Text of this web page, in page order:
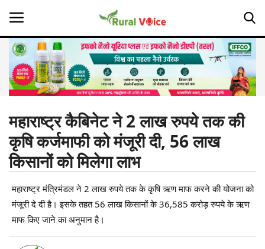
Home
About Us
Leadership Profiles
Opinion
Politics
महाराष्ट्र कैबिनेट ने 2 लाख रुपये तक की
कृषि कर्जमाफी को मंजूरी दी, 56 लाख
किसानों को मिलेगा लाभ
महाराष्ट्र मंत्रिमंडल ने 2 लाख रुपये तक के कृषि ऋण माफ करने की योजना को
मंजूरी दे दी है। इसके तहत 56 लाख किसानों के 36,585 करोड़ रुपये के ऋण
माफ किए जाने का अनुमान है।